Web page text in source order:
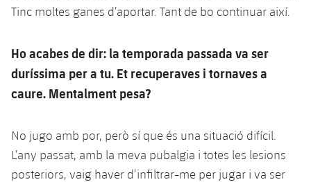
Tinc moltes ganes d’aportar. Tant de bo continuar així.
Ho acabes de dir: la temporada passada va ser
duríssima per a tu. Et recuperaves i tornaves a
caure. Mentalment pesa?
No jugo amb por, però sí que és una situació difícil.
L’any passat, amb la meva pubalgia i totes les lesions
posteriors, vaig haver d’infiltrar-me per jugar i va ser